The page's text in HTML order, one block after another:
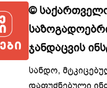
©
ჯანდაცვის
სანდო,
დაფუძნებული